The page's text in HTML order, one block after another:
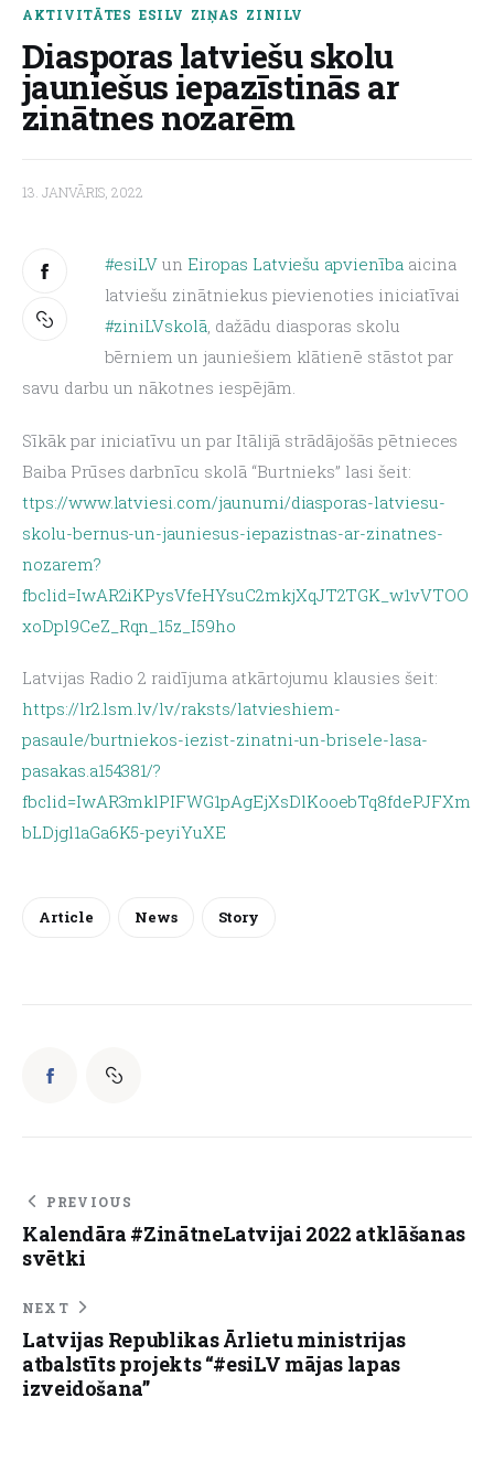
About us
AKTIVITĀTES ESILV ZIŅAS ZINILV
Diasporas latviešu skolu
jauniešus iepazīstinās ar
zinātnes nozarēm
13. JANVĀRIS, 2022
#esiLV un Eiropas Latviešu apvienība aicina
latviešu zinātniekus pievienoties iniciatīvai
#ziniLVskolā, dažādu diasporas skolu
bērniem un jauniešiem klātienē stāstot par
savu darbu un nākotnes iespējām.
Sīkāk par iniciatīvu un par Itālijā strādājošās pētnieces
Baiba Prūses darbnīcu skolā “Burtnieks” lasi šeit:
ttps://www.latviesi.com/jaunumi/diasporas-latviesu-
skolu-bernus-un-jauniesus-iepazistnas-ar-zinatnes-
nozarem?
fbclid=IwAR2iKPysVfeHYsuC2mkjXqJT2TGK_w1vVTOO
xoDpl9CeZ_Rqn_15z_I59ho
Latvijas Radio 2 raidījuma atkārtojumu klausies šeit:
https://lr2.lsm.lv/lv/raksts/latvieshiem-
pasaule/burtniekos-iezist-zinatni-un-brisele-lasa-
pasakas.a154381/?
fbclid=IwAR3mklPIFWG1pAgEjXsDlKooebTq8fdePJFXm
bLDjgl1aGa6K5-peyiYuXE
Article News Story
PREVIOUS
Kalendāra #ZinātneLatvijai 2022 atklāšanas
svētki
NEXT
Latvijas Republikas Ārlietu ministrijas
atbalstīts projekts “#esiLV mājas lapas
izveidošana”